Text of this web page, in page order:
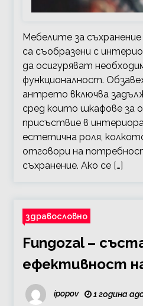
Мебелите за
са съобразени с
да осигуряват
функционалност.
антрето включва
сред които шкафове за
присъствие в
естетична роля,
отговори на
съхранение. Ако се […]
здравословно
Fungozal –
ефективност
ipopov 1 година